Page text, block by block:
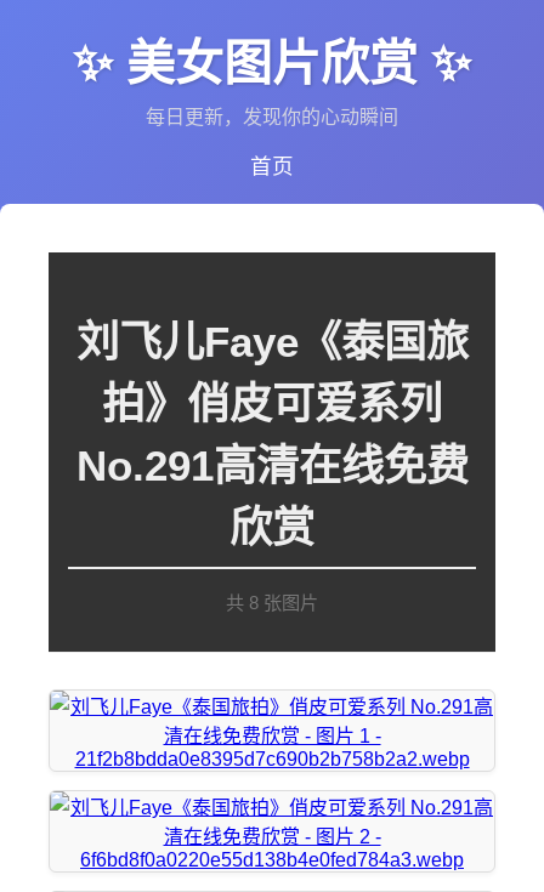
✨ 美女图片欣赏 ✨
每日更新，发现你的心动瞬间
首页
刘飞儿Faye《泰国旅
拍》俏皮可爱系列
No.291高清在线免费
欣赏
共 8 张图片